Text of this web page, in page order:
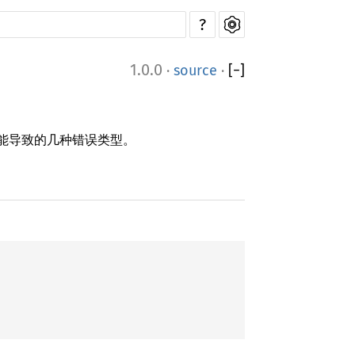
?
1.0.0 · source · [−]
导致的几种错误类型。